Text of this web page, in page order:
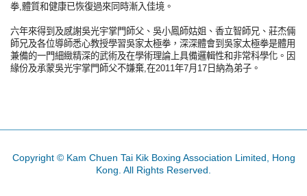
拳,體質和健康已恢復過來同時漸入佳境。
六年來得到及感謝吳光宇掌門師父、吳小鳳師姑姐、香立智師兄、莊杰倆
師兄及各位導師悉心教授學習吳家太極拳，深深體會到吳家太極拳是體用
兼備的一門細緻精深的武術及在學術理論上具備邏輯性和非常科學化。因
緣份及承蒙吳光宇掌門師父不嫌棄,在2011年7月17日納為弟子。
Copyright © Kam Chuen Tai Kik Boxing Association Limited, Hong
Kong. All Rights Reserved.